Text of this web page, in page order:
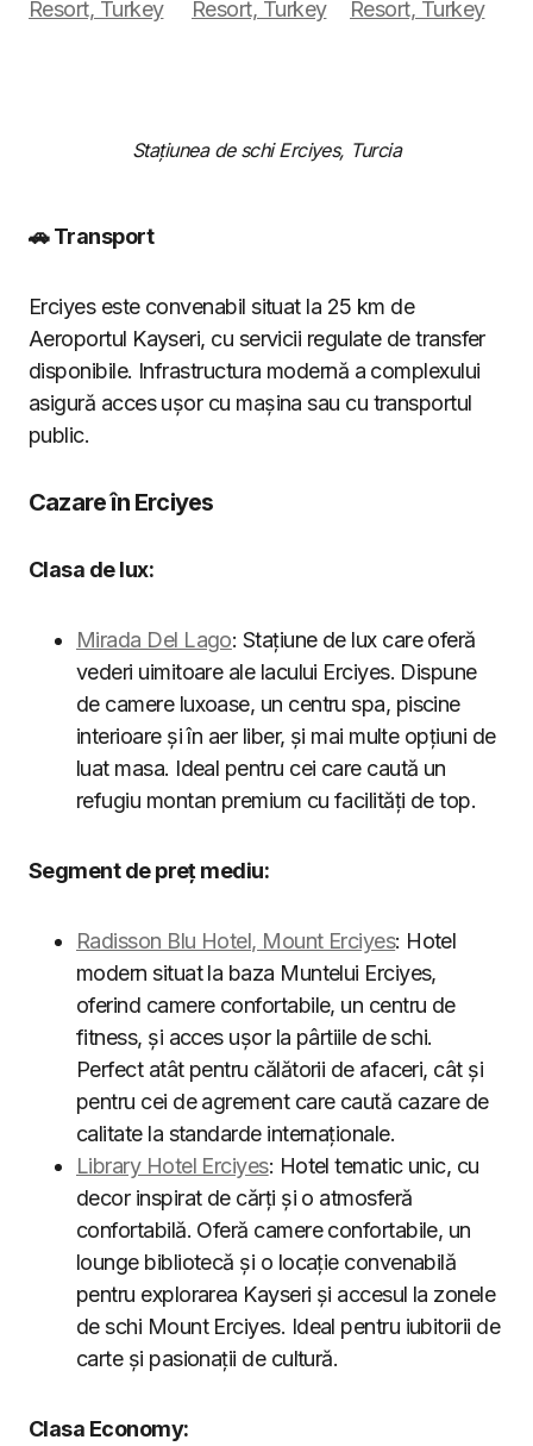
Stațiunea de schi Erciyes, Turcia
🚗 Transport
Erciyes este convenabil situat la 25 km de
Aeroportul Kayseri, cu servicii regulate de transfer
disponibile. Infrastructura modernă a complexului
asigură acces ușor cu mașina sau cu transportul
public.
Cazare în Erciyes
Clasa de lux:
Mirada Del Lago: Stațiune de lux care oferă
vederi uimitoare ale lacului Erciyes. Dispune
de camere luxoase, un centru spa, piscine
interioare și în aer liber, și mai multe opțiuni de
luat masa. Ideal pentru cei care caută un
refugiu montan premium cu facilități de top.
Segment de preț mediu:
Radisson Blu Hotel, Mount Erciyes: Hotel
modern situat la baza Muntelui Erciyes,
oferind camere confortabile, un centru de
fitness, și acces ușor la pârtiile de schi.
Perfect atât pentru călătorii de afaceri, cât și
pentru cei de agrement care caută cazare de
calitate la standarde internaționale.
Library Hotel Erciyes: Hotel tematic unic, cu
decor inspirat de cărți și o atmosferă
confortabilă. Oferă camere confortabile, un
lounge bibliotecă și o locație convenabilă
pentru explorarea Kayseri și accesul la zonele
de schi Mount Erciyes. Ideal pentru iubitorii de
carte și pasionații de cultură.
Clasa Economy: